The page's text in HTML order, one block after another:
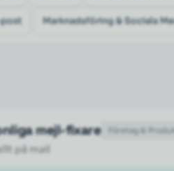
Marknadsföring & Sociala
Företag &
mejl-fixare
på mail